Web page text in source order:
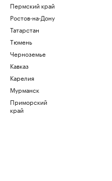
Пермский край
Ростов-на-Дону
Татарстан
Тюмень
Черноземье
Кавказ
Карелия
Мурманск
Приморский
край